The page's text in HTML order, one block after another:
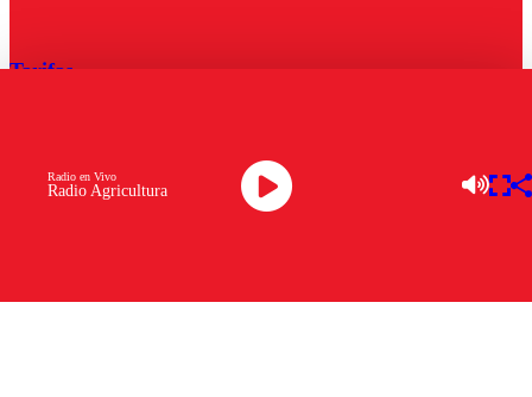
Radio Agricultura
Radio en Vivo
Tarifas
Descarga la APP